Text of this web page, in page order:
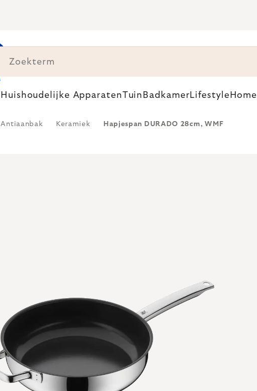
Huishoudelijke ApparatenTuin BadkamerLifestyle Home
Antiaanbak Keramiek Hapjespan DURADO 28cm, WMF